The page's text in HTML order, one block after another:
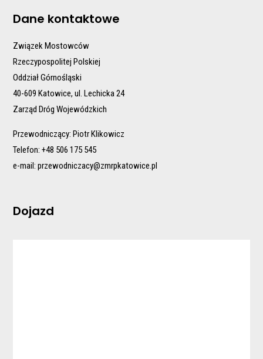
Dane kontaktowe
Związek Mostowców
Rzeczypospolitej Polskiej
Oddział Górnośląski
40-609 Katowice, ul. Lechicka 24
Zarząd Dróg Wojewódzkich
Przewodniczący: Piotr Klikowicz
Telefon: +48 506 175 545
e-mail:przewodniczacy@zmrpkatowice.pl
Dojazd